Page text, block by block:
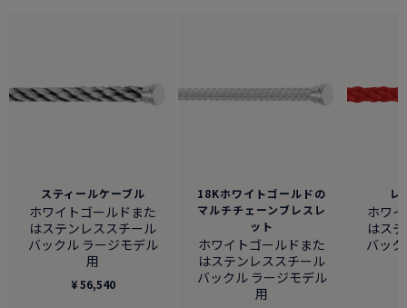
スティールケーブル
ホワイトゴールドまた
はステンレススチール
バックル ラージモデル
用
¥ 56,540
18Kホワイトゴールドの
マルチチェーンブレスレ
ット
ホワイトゴールドまた
はステンレススチール
バックル ラージモデル
用
レ
ホワ
はス
バッ